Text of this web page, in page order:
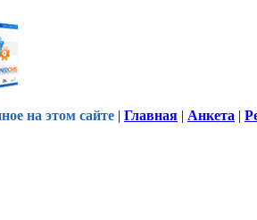
на этом сайте | Главная | Анкета |